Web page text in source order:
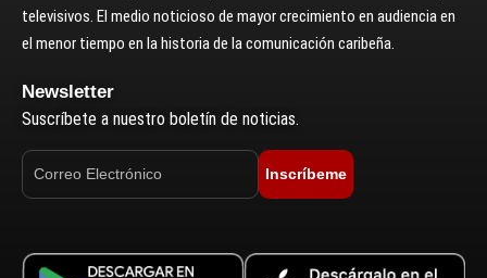
televisivos. El medio noticioso de mayor crecimiento en audiencia en
el menor tiempo en la historia de la comunicación caribeña.
Newsletter
Suscríbete a nuestro boletín de noticias.
Inscríbeme